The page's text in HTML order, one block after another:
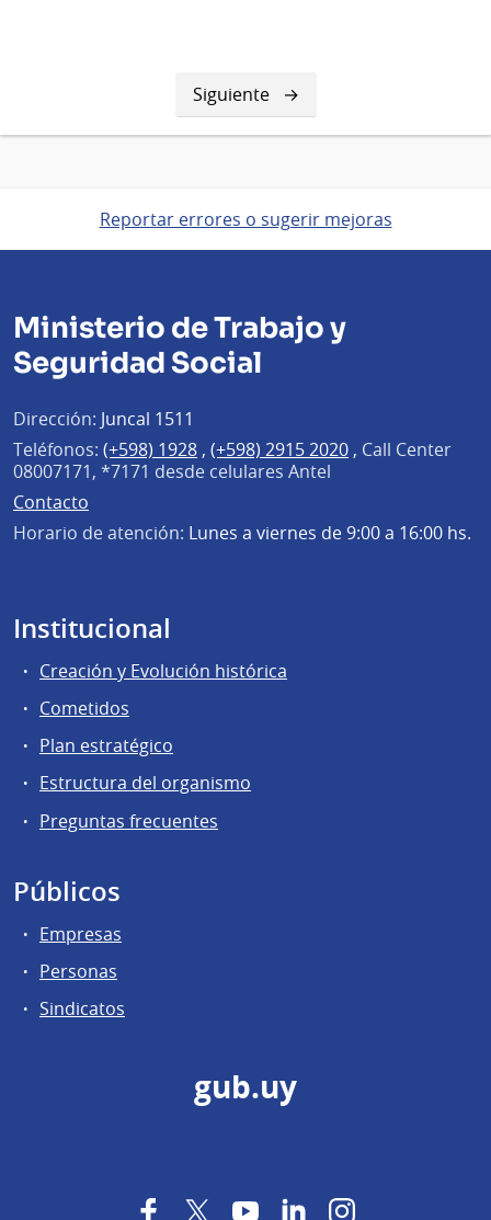
Siguiente
página
Siguiente
Reportar errores o sugerir mejoras
Ministerio de Trabajo y
Seguridad Social
Dirección: Juncal 1511
Teléfonos: (+598) 1928 , (+598) 2915 2020 , Call Center
08007171, *7171 desde celulares Antel
Contacto
Horario de atención: Lunes a viernes de 9:00 a 16:00 hs.
Institucional
Creación y Evolución histórica
Cometidos
Plan estratégico
Estructura del organismo
Preguntas frecuentes
Públicos
Empresas
Personas
Sindicatos
gub.uy
FacebookTwitterYouTubeLinkedInInstagram